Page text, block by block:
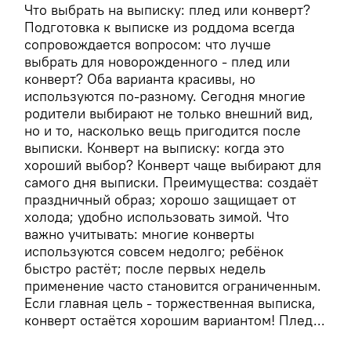
Что выбрать на выписку: плед или конверт?
Подготовка к выписке из роддома всегда
сопровождается вопросом: что лучше
выбрать для новорожденного - плед или
конверт? Оба варианта красивы, но
используются по-разному. Сегодня многие
родители выбирают не только внешний вид,
но и то, насколько вещь пригодится после
выписки. Конверт на выписку: когда это
хороший выбор? Конверт чаще выбирают для
самого дня выписки. Преимущества: создаёт
праздничный образ; хорошо защищает от
холода; удобно использовать зимой. Что
важно учитывать: многие конверты
используются совсем недолго; ребёнок
быстро растёт; после первых недель
применение часто становится ограниченным.
Если главная цель - торжественная выписка,
конверт остаётся хорошим вариантом! Плед...